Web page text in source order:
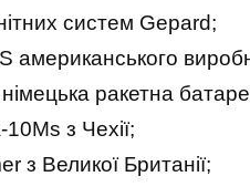
систем Gepard;
американського
ракетна
з Чехії;
з Великої Британії;